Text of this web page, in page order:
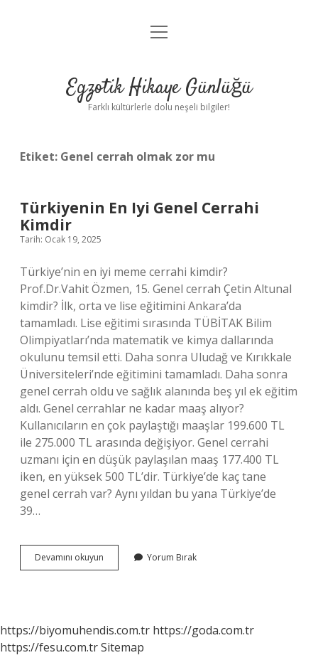
Anasayfa
Yasal Uyarı
menüyü
Egzotik Hikaye Günlüğü
Farklı kültürlerle dolu neşeli bilgiler!
Etiket: Genel cerrah olmak zor mu
Türkiyenin En Iyi Genel Cerrahi
Kimdir
Tarih: Ocak 19, 2025
Türkiye’nin en iyi meme cerrahi kimdir?
Prof.Dr.Vahit Özmen, 15. Genel cerrah Çetin Altunal
kimdir? İlk, orta ve lise eğitimini Ankara’da
tamamladı. Lise eğitimi sırasında TÜBİTAK Bilim
Olimpiyatları’nda matematik ve kimya dallarında
okulunu temsil etti. Daha sonra Uludağ ve Kırıkkale
Üniversiteleri’nde eğitimini tamamladı. Daha sonra
genel cerrah oldu ve sağlık alanında beş yıl ek eğitim
aldı. Genel cerrahlar ne kadar maaş alıyor?
Kullanıcıların en çok paylaştığı maaşlar 199.600 TL
ile 275.000 TL arasında değişiyor. Genel cerrahi
uzmanı için en düşük paylaşılan maaş 177.400 TL
iken, en yüksek 500 TL’dir. Türkiye’de kaç tane
genel cerrah var? Aynı yıldan bu yana Türkiye’de
39…
Devamını okuyun Türkiyenin
En
Yorum Bırak
https://biyomuhendis.com.tr https://goda.com.tr
https://fesu.com.trSitemap